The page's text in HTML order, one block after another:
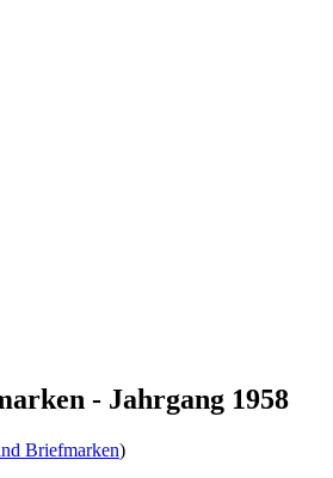
- Jahrgang 1958
Briefmarken)